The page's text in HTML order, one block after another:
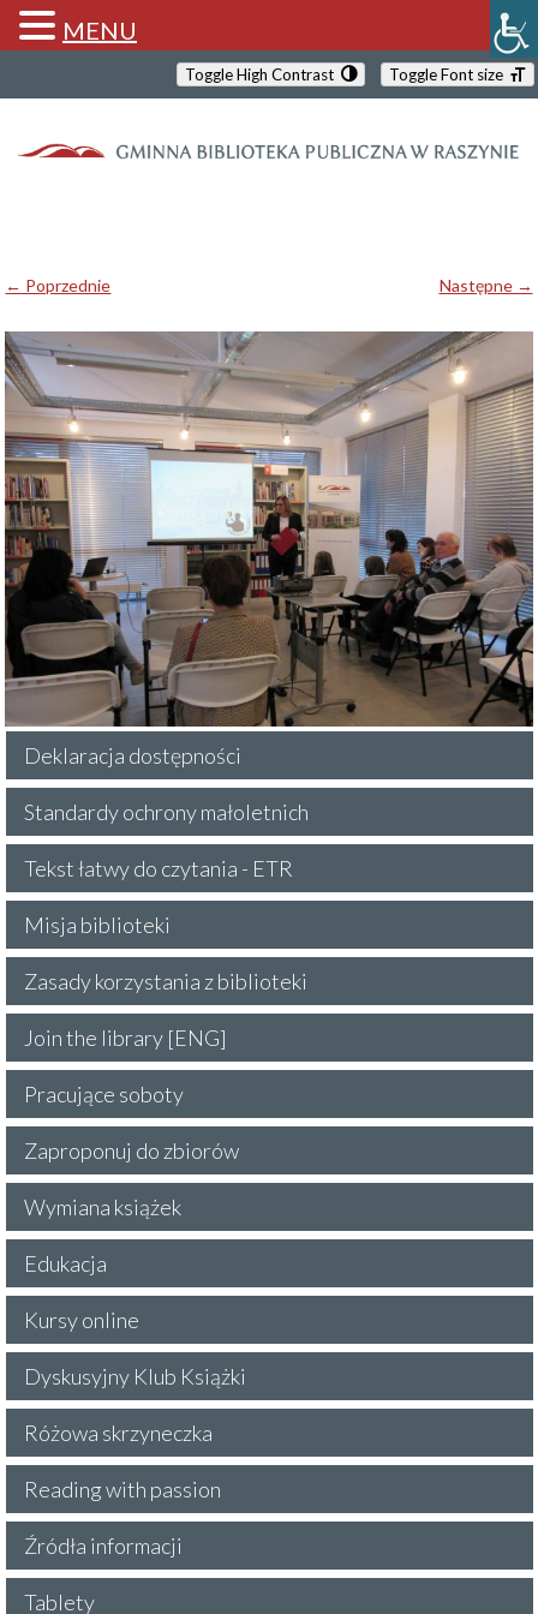
Toggle High Contrast Toggle Font size
← Poprzednie Następne →
Deklaracja dostępności
Standardy ochrony małoletnich
Tekst łatwy do czytania - ETR
Misja biblioteki
Zasady korzystania z biblioteki
Join the library [ENG]
Pracujące soboty
Zaproponuj do zbiorów
Wymiana książek
Edukacja
Kursy online
Dyskusyjny Klub Książki
Różowa skrzyneczka
Reading with passion
Źródła informacji
Tablety
MENU